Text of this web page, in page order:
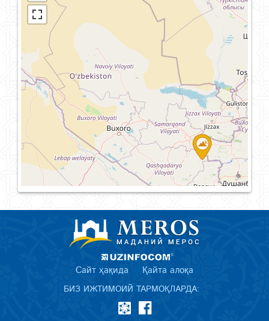
Сайт ҳақида Қайта алоқа
БИЗ ИЖТИМОИЙ ТАРМОҚЛАРДА: